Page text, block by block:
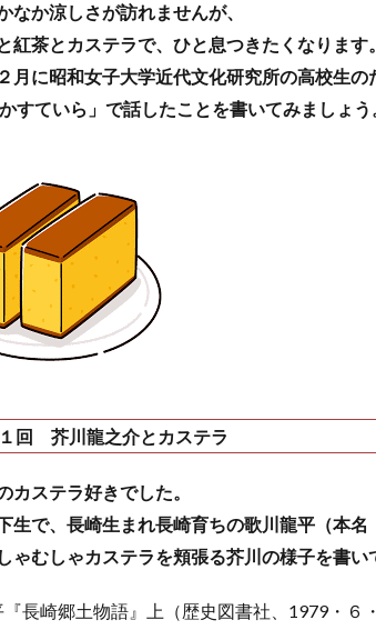
なか涼しさが訪れませんが、
紅茶とカステラで、ひと息つきたくなります。
月に昭和女子大学近代文化研究所の高校生の
かすていら」で話したことを書いてみましょう
回 芥川龍之介とカステラ
カステラ好きでした。
生で、長崎生まれ長崎育ちの歌川龍平（本
ゃむしゃカステラを頬張る芥川の様子を書い
長崎郷土物語』上（歴史図書社、1979・６